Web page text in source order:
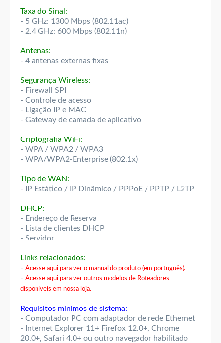
Taxa do Sinal:
- 5 GHz: 1300 Mbps (802.11ac)
- 2.4 GHz: 600 Mbps (802.11n)
Antenas:
- 4 antenas externas fixas
Segurança Wireless:
- Firewall SPI
- Controle de acesso
- Ligação IP e MAC
- Gateway de camada de aplicativo
Criptografia WiFi:
- WPA / WPA2 / WPA3
- WPA/WPA2-Enterprise (802.1x)
Tipo de WAN:
- IP Estático / IP Dinâmico / PPPoE / PPTP / L2TP
DHCP:
- Endereço de Reserva
- Lista de clientes DHCP
- Servidor
Links relacionados:
- Acesse aqui para ver o manual do produto (em português).
- Acesse aqui para ver outros modelos de Roteadores
disponíveis em nossa loja.
Requisitos mínimos de sistema:
- Computador PC com adaptador de rede Ethernet
- Internet Explorer 11+ Firefox 12.0+, Chrome
20.0+, Safari 4.0+ ou outro navegador habilitado